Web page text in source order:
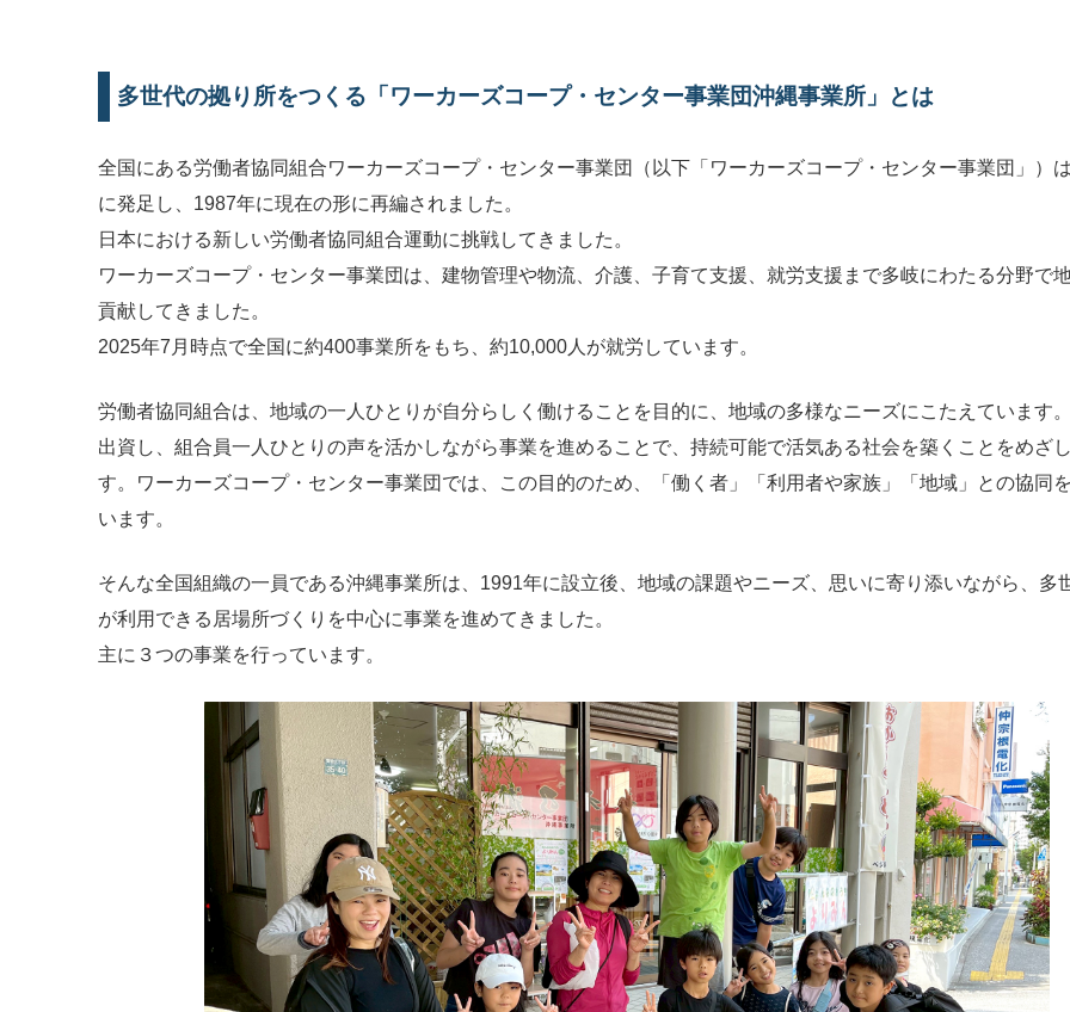
多世代の拠り所をつくる「ワーカーズコープ・センター事業団沖縄事業所」とは
全国にある労働者協同組合ワーカーズコープ・センター事業団（以下「ワーカーズコープ・センター事業団」）
に発足し、1987年に現在の形に再編されました。
日本における新しい労働者協同組合運動に挑戦してきました。
ワーカーズコープ・センター事業団は、建物管理や物流、介護、子育て支援、就労支援まで多岐にわたる分野で
貢献してきました。
2025年7月時点で全国に約400事業所をもち、約10,000人が就労しています。
労働者協同組合は、地域の一人ひとりが自分らしく働けることを目的に、地域の多様なニーズにこたえています
出資し、組合員一人ひとりの声を活かしながら事業を進めることで、持続可能で活気ある社会を築くことをめざ
す。ワーカーズコープ・センター事業団では、この目的のため、「働く者」「利用者や家族」「地域」との協同
います。
そんな全国組織の一員である沖縄事業所は、1991年に設立後、地域の課題やニーズ、思いに寄り添いながら、多
が利用できる居場所づくりを中心に事業を進めてきました。
主に３つの事業を行っています。